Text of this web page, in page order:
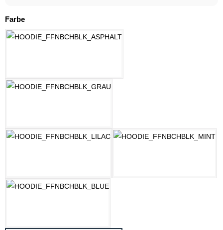
Farbeauswählen